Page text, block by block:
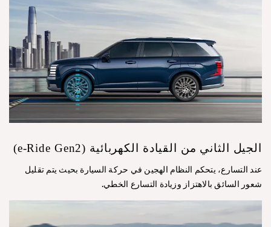
الجيل الثاني من القيادة الكهربائية (e-Ride Gen2)
عند التسارع، يتحكم النظام الهجين في حركة السيارة بحيث يتم تقليل
شعور السائق بالاهتزاز وزيادة التسارع الخطي.